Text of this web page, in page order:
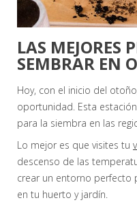
LAS MEJORES
SEMBRAR EN
Hoy, con el inicio del
oportunidad. Esta
para la siembra en las
Lo mejor es que visites tu
descenso de las
crear un entorno perfecto
en tu huerto y jardín.